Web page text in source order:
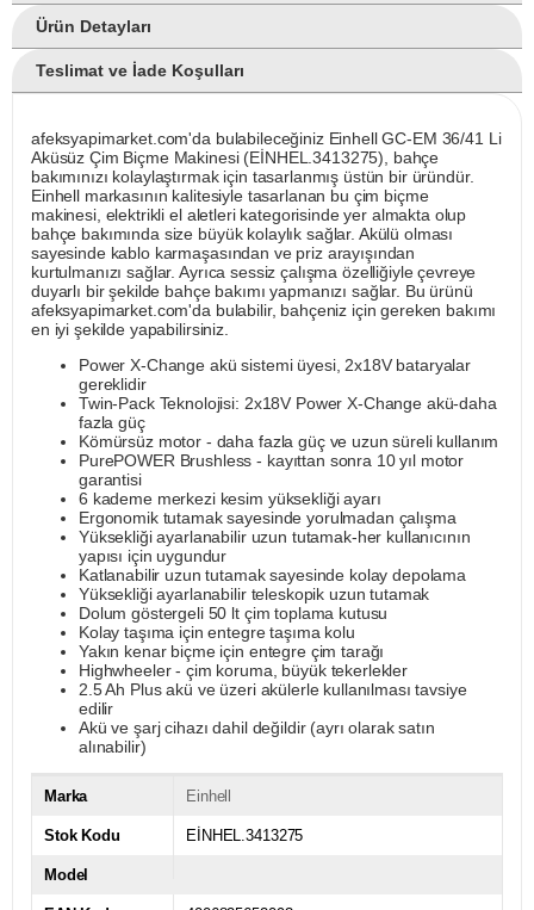
Ürün Detayları
Teslimat ve İade Koşulları
afeksyapimarket.com'da bulabileceğiniz Einhell GC-EM 36/41 Li
Aküsüz Çim Biçme Makinesi (EİNHEL.3413275), bahçe
bakımınızı kolaylaştırmak için tasarlanmış üstün bir üründür.
Einhell markasının kalitesiyle tasarlanan bu çim biçme
makinesi, elektrikli el aletleri kategorisinde yer almakta olup
bahçe bakımında size büyük kolaylık sağlar. Akülü olması
sayesinde kablo karmaşasından ve priz arayışından
kurtulmanızı sağlar. Ayrıca sessiz çalışma özelliğiyle çevreye
duyarlı bir şekilde bahçe bakımı yapmanızı sağlar. Bu ürünü
afeksyapimarket.com'da bulabilir, bahçeniz için gereken bakımı
en iyi şekilde yapabilirsiniz.
Power X-Change akü sistemi üyesi, 2x18V bataryalar
gereklidir
Twin-Pack Teknolojisi: 2x18V Power X-Change akü-daha
fazla güç
Kömürsüz motor - daha fazla güç ve uzun süreli kullanım
PurePOWER Brushless - kayıttan sonra 10 yıl motor
garantisi
6 kademe merkezi kesim yüksekliği ayarı
Ergonomik tutamak sayesinde yorulmadan çalışma
Yüksekliği ayarlanabilir uzun tutamak-her kullanıcının
yapısı için uygundur
Katlanabilir uzun tutamak sayesinde kolay depolama
Yüksekliği ayarlanabilir teleskopik uzun tutamak
Dolum göstergeli 50 lt çim toplama kutusu
Kolay taşıma için entegre taşıma kolu
Yakın kenar biçme için entegre çim tarağı
Highwheeler - çim koruma, büyük tekerlekler
2.5 Ah Plus akü ve üzeri akülerle kullanılması tavsiye
edilir
Akü ve şarj cihazı dahil değildir (ayrı olarak satın
alınabilir)
Marka Einhell
Stok Kodu EİNHEL.3413275
Model